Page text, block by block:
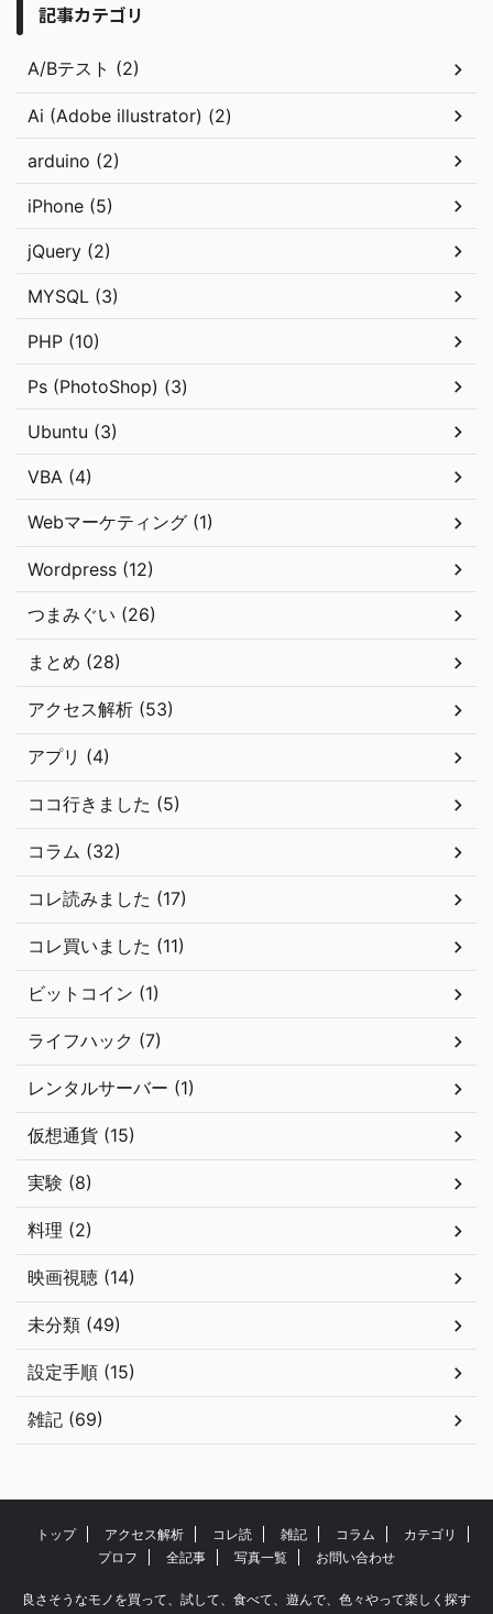
記事カテゴリ
A/Bテスト (2)
Ai (Adobe illustrator) (2)
arduino (2)
iPhone (5)
jQuery (2)
MYSQL (3)
PHP (10)
Ps (PhotoShop) (3)
Ubuntu (3)
VBA (4)
Webマーケティング (1)
Wordpress (12)
つまみぐい (26)
まとめ (28)
アクセス解析 (53)
アプリ (4)
ココ行きました (5)
コラム (32)
コレ読みました (17)
コレ買いました (11)
ビットコイン (1)
ライフハック (7)
レンタルサーバー (1)
仮想通貨 (15)
実験 (8)
料理 (2)
映画視聴 (14)
未分類 (49)
設定手順 (15)
雑記 (69)
トップ アクセス解析 コレ読 雑記 コラム
カテゴリ
プロフ
全記事 写真一覧 お問い合わせ
良さそうなモノを買って、試して、食べて、遊んで、色々やって楽しく探す